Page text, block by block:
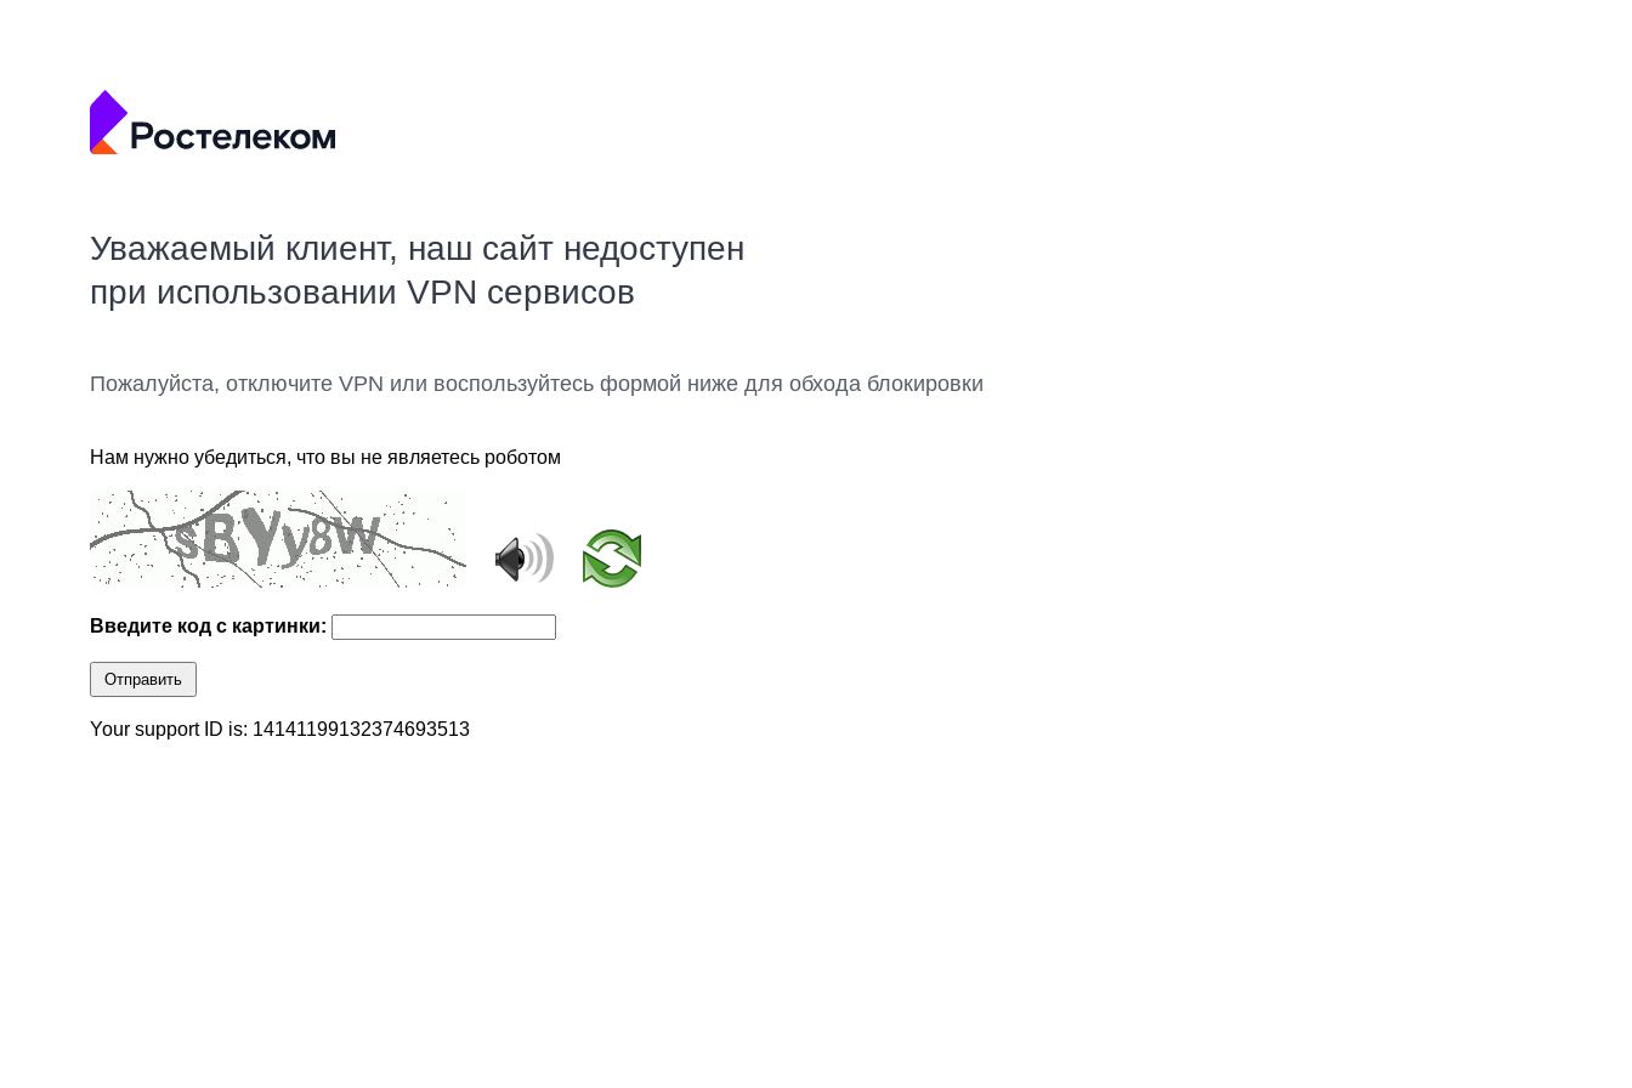
Уважаемый клиент, наш сайт недоступен
при использовании VPN сервисов
Пожалуйста, отключите VPN или воспользуйтесь формой ниже для обхода блокировки
Нам нужно убедиться, что вы не являетесь роботом
Введите код с картинки:
Отправить
Your support ID is: 14141199132374693513